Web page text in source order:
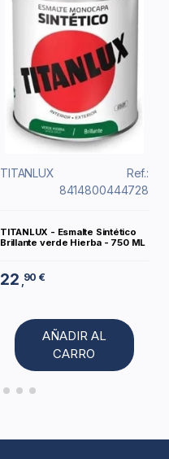
TITANLUX
Ref.:
8414800444728
TITANLUX - Esmalte Sintético
Brillante verde Hierba - 750 ML
22 ,90 €
AÑADIR AL
CARRO